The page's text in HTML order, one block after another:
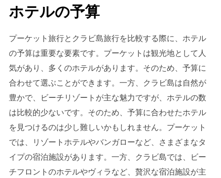
ホテルの予算
プーケット旅行とクラビ島旅行を比較する際に、ホテル
の予算は重要な要素です。プーケットは観光地として人
気があり、多くのホテルがあります。そのため、予算に
合わせて選ぶことができます。一方、クラビ島は自然が
豊かで、ビーチリゾートが主な魅力ですが、ホテルの数
は比較的少ないです。そのため、予算に合わせたホテル
を見つけるのは少し難しいかもしれません。プーケット
では、リゾートホテルやバンガローなど、さまざまなタ
イプの宿泊施設があります。一方、クラビ島では、ビー
チフロントのホテルやヴィラなど、贅沢な宿泊施設が主